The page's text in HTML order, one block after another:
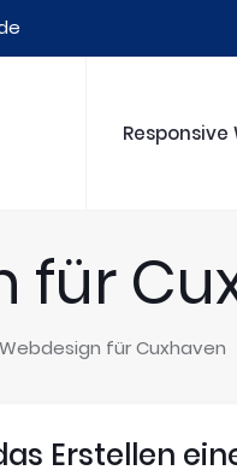
für
Webdesign für Cuxhaven
Erstellen